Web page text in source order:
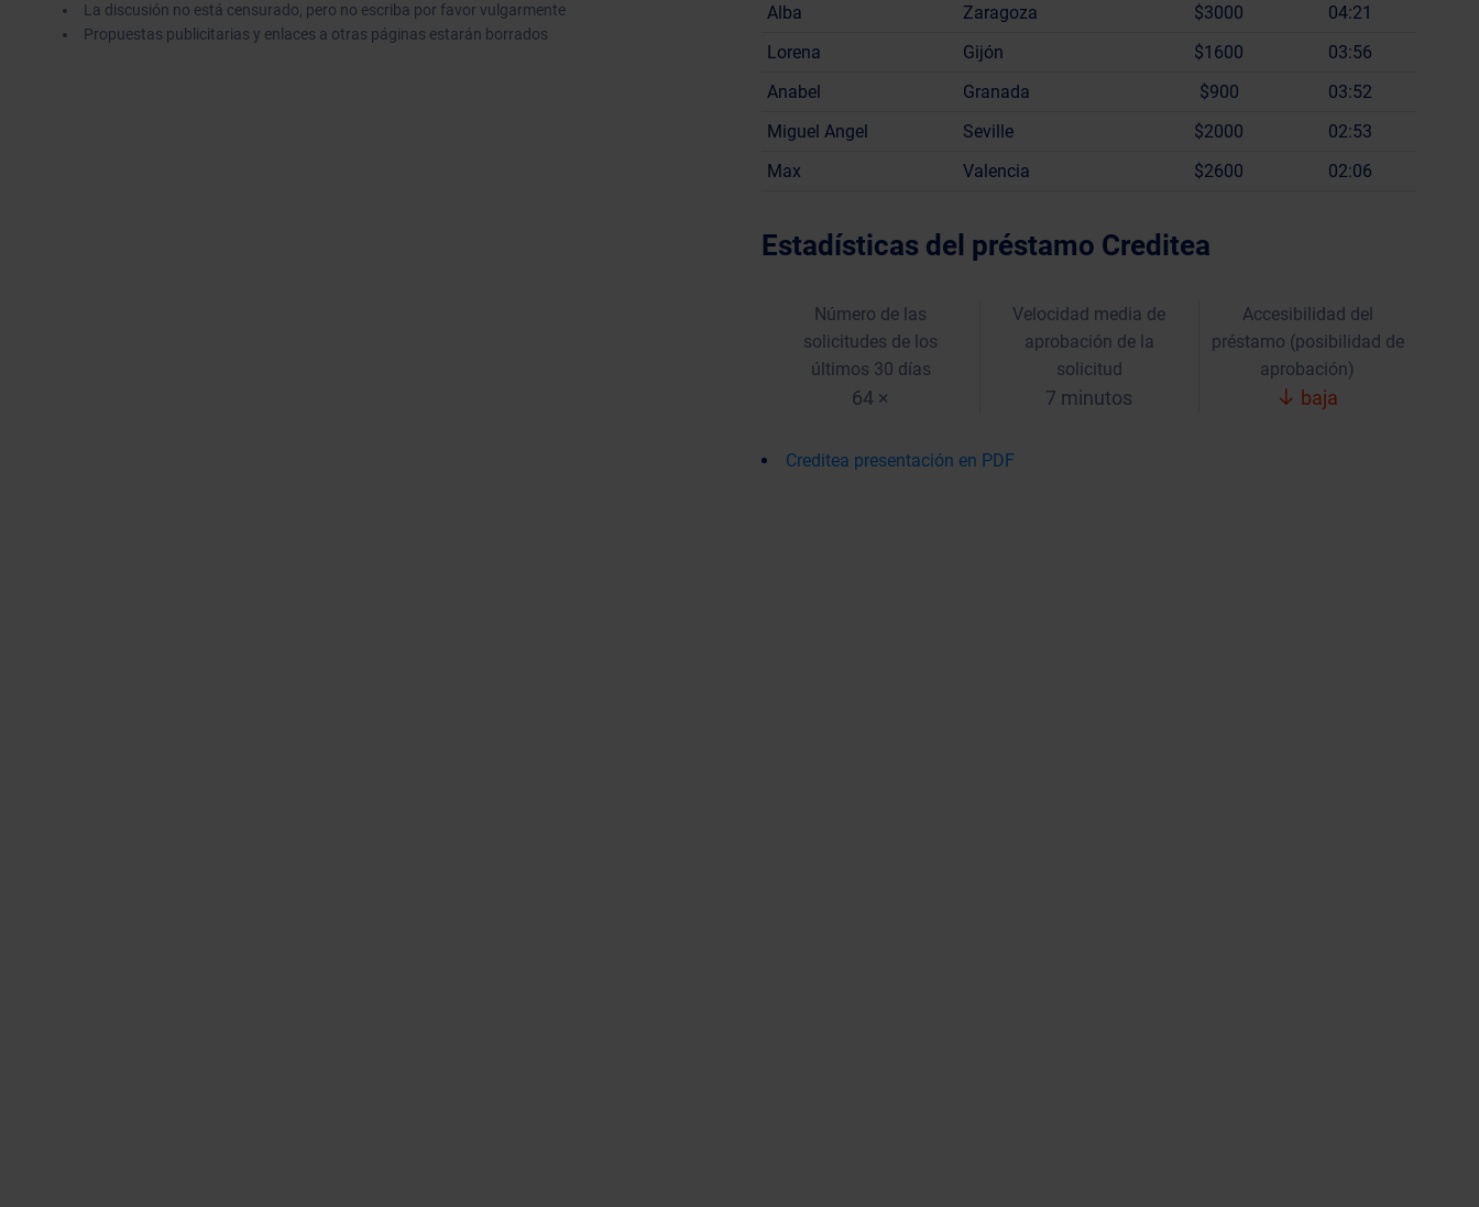
La discusión no está censurado, pero no escriba por favor vulgarmente
Propuestas publicitarias y enlaces a otras páginas estarán borrados
Alba
Zaragoza $3000
04:21
Lorena
Gijón $1600
03:56
Anabel
Granada $900
03:52
Miguel Angel
Seville $2000
02:53
Max
Valencia $2600 02:06
Estadísticas del préstamo Creditea
Número de las
solicitudes de los
últimos 30 días
64 ×
Velocidad media de
aprobación de la
solicitud
7 minutos
Accesibilidad del
préstamo (posibilidad de
aprobación)
baja
Creditea presentación en PDF